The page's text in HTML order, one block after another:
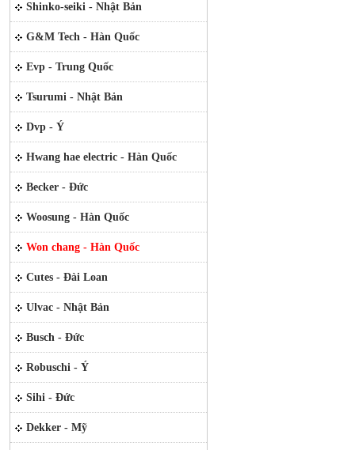
Shinko-seiki - Nhật Bản
G&M Tech - Hàn Quốc
Evp - Trung Quốc
Tsurumi - Nhật Bản
Dvp - Ý
Hwang hae electric - Hàn Quốc
Becker - Đức
Woosung - Hàn Quốc
Won chang - Hàn Quốc
Cutes - Đài Loan
Ulvac - Nhật Bản
Busch - Đức
Robuschi - Ý
Sihi - Đức
Dekker - Mỹ